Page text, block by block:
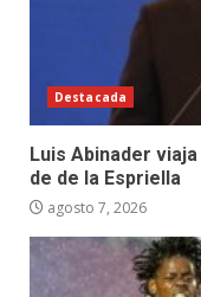
Destacada
Luis Abinader
de de la Espriella
agosto 7, 2026